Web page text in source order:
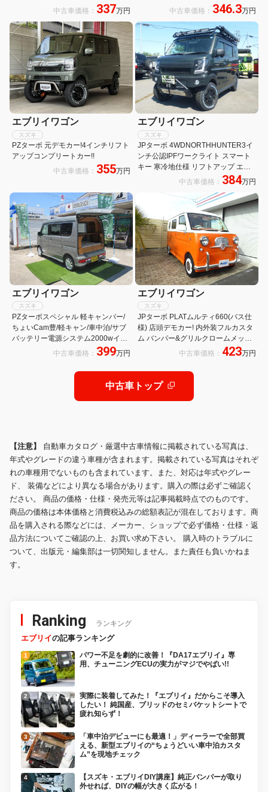
テラルロッド リアショックアブソー
ステー ウェッズDODアルミホイール
中古車価格： 337万円
ネット ダウンライト ウッドルーフ
中古車価格： 346.3万円
エブリイワゴン
スズキ
PZターボ 元デモカー!4インチリフト
アップコンプリートカー!!
中古車価格： 355万円
エブリイワゴン
スズキ
JPターボ 4WDNORTHHUNTER3イ
ンチ公認IPFワークライト スマート
キー 寒冷地仕様 リフトアップ エア
ロ ドライブレコーダー
中古車価格： 384万円
エブリイワゴン
スズキ
PZターボスペシャル 軽キャンパー/
ちょいCam豊/軽キャン/車中泊/サブ
バッテリー電源システム2000wイン
バーター/フリップダウンモニタ
レス/足伸ばして寝れる/4WD/ドラレ
中古車価格： 399万円
エブリイワゴン
スズキ
JPターボ PLATムルティ660(バス仕
様) 店頭デモカー! 内外装フルカスタ
ム バンパー&グリルクロームメッキ
施工 キャルルックバス仕様 新車登録
バックカメラ付き!
中古車価格： 423万円
中古車トップ
【注意】 自動車カタログ・厳選中古車情報に掲載されている写真は、
年式やグレードの違う車種が含まれます。掲載されている写真はそれぞ
れの車種用でないものも含まれています。また、対応は年式やグレー
ド、 装備などにより異なる場合があります。購入の際は必ずご確認く
ださい。 商品の価格・仕様・発売元等は記事掲載時点でのものです。
商品の価格は本体価格と消費税込みの総額表記が混在しております。商
品を購入される際などには、メーカー、ショップで必ず価格・仕様・返
品方法についてご確認の上、お買い求め下さい。 購入時のトラブルに
ついて、出版元・編集部は一切関知しません。また責任も負いかねま
す。
Ranking ランキング
エブリイの記事ランキング
パワー不足を劇的に改善！『DA17エブリイ』専
用、チューニングECUの実力がマジでやばい!!
実際に装着してみた！『エブリイ』だからこそ導入
したい！ 純国産、ブリッドのセミバケットシートで
疲れ知らず！
「車中泊デビューにも最適！」ディーラーで全部買
える、新型エブリイの“ちょうどいい車中泊カスタ
ム”を現地チェック
【スズキ・エブリイDIY講座】純正バンパーが取り
外せれば、DIYの幅が大きく広がる！